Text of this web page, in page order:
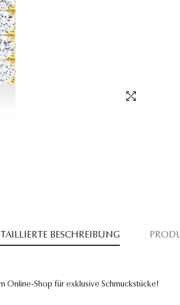
BESCHREIBUNG
Online-Shop für exklusive Schmuckstücke!